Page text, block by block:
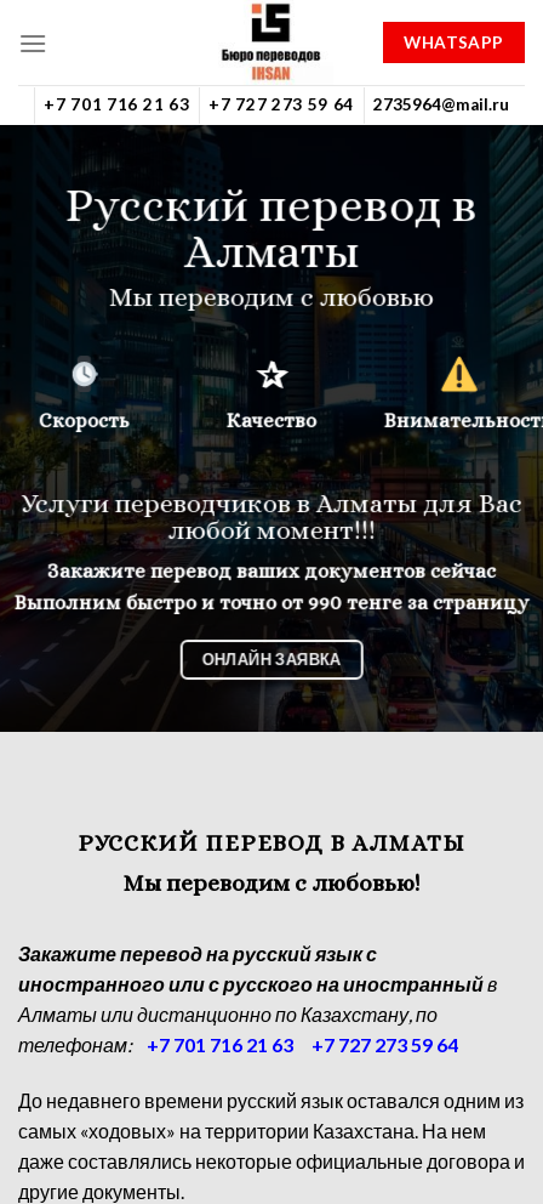
WHATSAPP
+7 701 716 21 63 +7 727 273 59 64 2735964@mail.ru
Русский перевод в
Алматы
Мы переводим с любовью
Скорость
✰
Качество
Услуги переводчиков в Алматы для Вас
любой момент!!!
Закажите перевод ваших документов сейчас
Выполним быстро и точно от 990 тенге за страницу
ОНЛАЙН ЗАЯВКА
РУССКИЙ ПЕРЕВОД В АЛМАТЫ
Мы переводим с любовью!
Закажите перевод на русский язык с
иностранного или с русского на иностранныйв
Алматы или дистанционно по Казахстану, по
телефонам: +7 701 716 21 63 +7 727 273 59 64
До недавнего времени русский язык оставался одним из
самых «ходовых» на территории Казахстана. На нем
даже составлялись некоторые официальные договора и
другие документы.